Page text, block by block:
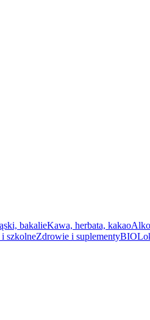
bakalieKawa, herbata, kakao
szkolneZdrowie i suplementyBIO